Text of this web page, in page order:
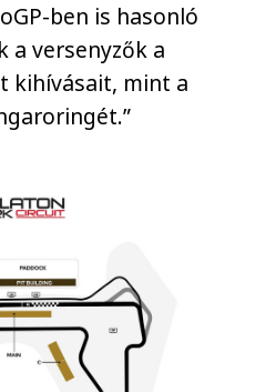
ben is hasonló
a versenyzők a
kihívásait, mint a